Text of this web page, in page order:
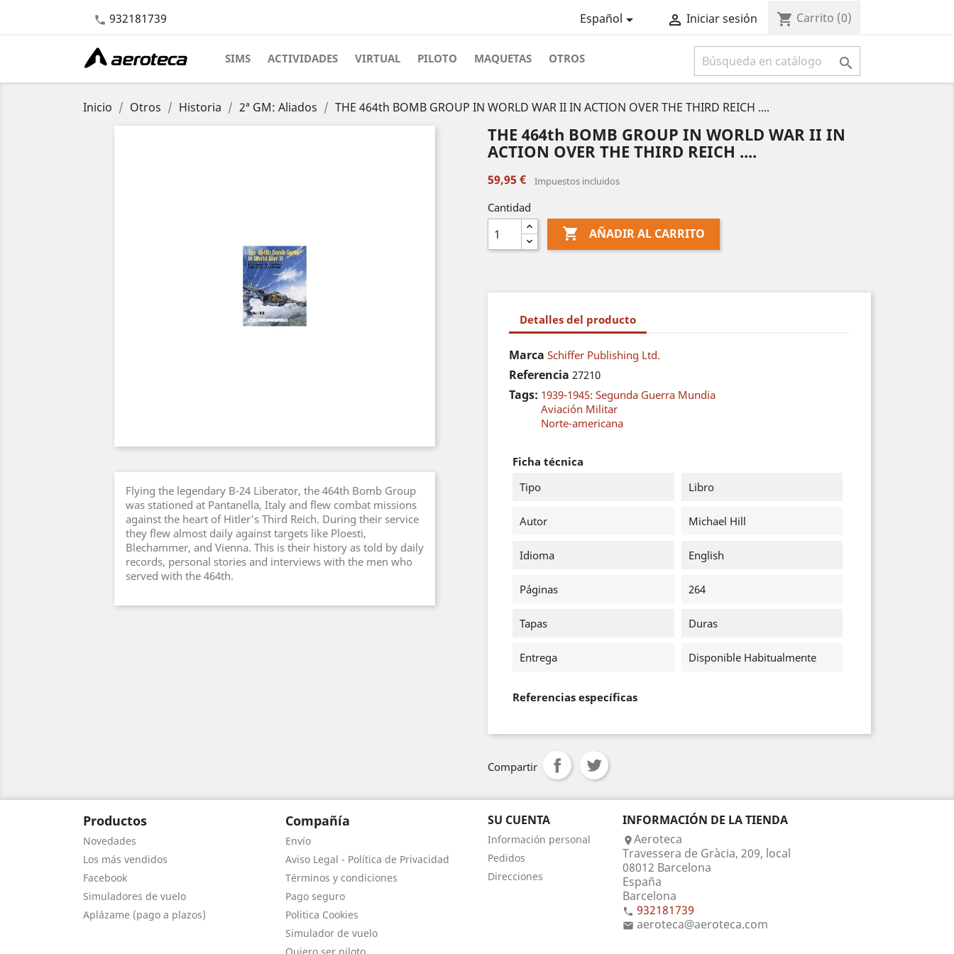
 932181739 Español  Iniciar sesión shopping_cart Carrito (0)
SIMS ACTIVIDADES VIRTUAL PILOTO MAQUETAS OTROS 
Inicio Otros Historia 2ª GM: Aliados THE 464th BOMB GROUP IN WORLD WAR II IN ACTION OVER THE THIRD REICH ....
Flying the legendary B-24 Liberator, the 464th Bomb Group
was stationed at Pantanella, Italy and flew combat missions
against the heart of Hitler's Third Reich. During their service
they flew almost daily against targets like Ploesti,
Blechammer, and Vienna. This is their history as told by daily
records, personal stories and interviews with the men who
served with the 464th.
THE 464th BOMB GROUP IN WORLD WAR II IN
ACTION OVER THE THIRD REICH ....
59,95 € Impuestos incluidos
Cantidad
 AÑADIR AL CARRITO
Detalles del producto
Marca Schiffer Publishing Ltd.
Referencia 27210
Tags: 1939-1945: Segunda Guerra Mundia
Aviación Militar
Norte-americana
Ficha técnica
Tipo
Libro
Autor Michael Hill
Idioma English
Páginas 264
Tapas Duras
Entrega Disponible Habitualmente
Referencias específicas
Compartir
Productos
Novedades
Los más vendidos
Facebook
Simuladores de vuelo
Aplázame (pago a plazos)
Compañía
Envío
Aviso Legal - Política de Privacidad
Términos y condiciones
Pago seguro
Politica Cookies
Simulador de vuelo
SU CUENTA
Información personal
Pedidos
Direcciones
INFORMACIÓN DE LA TIENDA
Aeroteca
Travessera de Gràcia, 209, local
08012 Barcelona
España
Barcelona
 932181739
 aeroteca@aeroteca.com